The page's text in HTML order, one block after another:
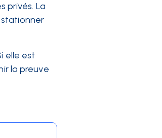
privés. La
stationner
elle est
la preuve